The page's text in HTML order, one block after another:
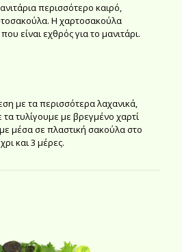
περισσότερο καιρό,
Η χαρτοσακούλα
είναι εχθρός για το μανιτάρι.
με τα περισσότερα λαχανικά,
τυλίγουμε με βρεγμένο χαρτί
μέσα σε πλαστική σακούλα στο
και 3 μέρες.